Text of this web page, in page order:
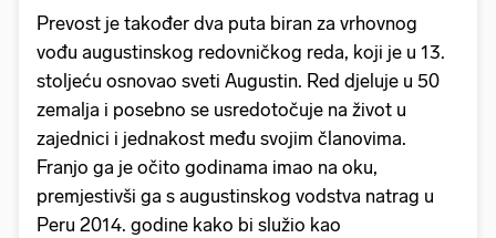
Prevost je također dva puta biran za vrhovnog
vođu augustinskog redovničkog reda, koji je u 13.
stoljeću osnovao sveti Augustin. Red djeluje u 50
zemalja i posebno se usredotočuje na život u
zajednici i jednakost među svojim članovima.
Franjo ga je očito godinama imao na oku,
premjestivši ga s augustinskog vodstva natrag u
Peru 2014. godine kako bi služio kao